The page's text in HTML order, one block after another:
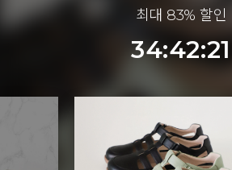
최대 83% 할인
34:42:19